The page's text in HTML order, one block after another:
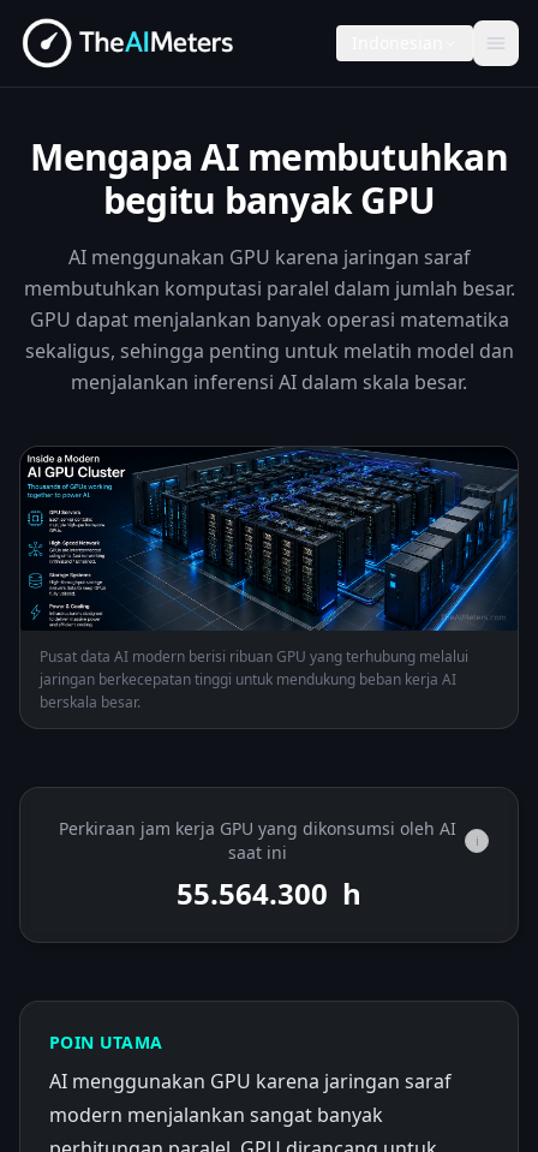
Mengapa AI membutuhkan
begitu banyak GPU
AI menggunakan GPU karena jaringan saraf
membutuhkan komputasi paralel dalam jumlah besar.
GPU dapat menjalankan banyak operasi matematika
sekaligus, sehingga penting untuk melatih model dan
menjalankan inferensi AI dalam skala besar.
Pusat data AI modern berisi ribuan GPU yang terhubung melalui
jaringan berkecepatan tinggi untuk mendukung beban kerja AI
berskala besar.
Perkiraan jam kerja GPU yang dikonsumsi oleh AI
saat ini
i
55.564.975 h
POIN UTAMA
AI menggunakan GPU karena jaringan saraf
modern menjalankan sangat banyak